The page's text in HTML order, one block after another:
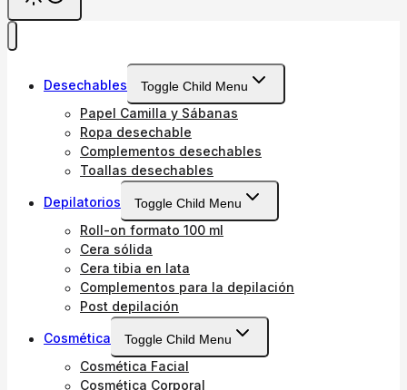
Desechables Toggle Child Menu
Papel Camilla y Sábanas
Ropa desechable
Complementos desechables
Toallas desechables
Depilatorios Toggle Child Menu
Roll-on formato 100 ml
Cera sólida
Cera tibia en lata
Complementos para la depilación
Post depilación
Cosmética Toggle Child Menu
Cosmética Facial
Cosmética Corporal